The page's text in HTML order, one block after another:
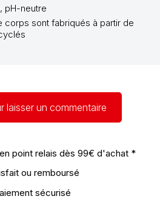
pH-neutre
corps sont fabriqués à partir de
laisser un commentaire
point relais dès 99€ d'achat *
ou remboursé
sécurisé